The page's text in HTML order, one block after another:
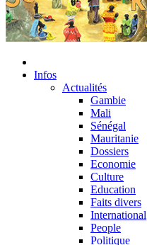
Infos
Actualités
Gambie
Mali
Sénégal
Mauritanie
Dossiers
Economie
Culture
Education
Faits divers
International
People
Politique